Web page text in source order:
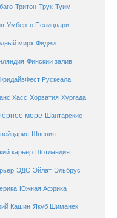
Тритон Трук Туим
Умберто Пелиццари
мир» Фиджи
Финский залив
Рускеала
Хасс Хорватия Хургада
море Шантарские
Швеция
карьер Шотландия
ЭДС Эйлат Эльбрус
Южная Африка
Кашин Якуб Шиманек